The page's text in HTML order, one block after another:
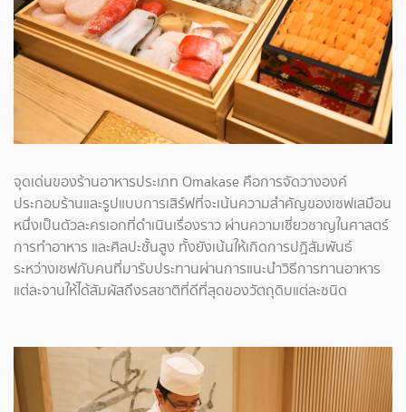
จุดเด่นของร้านอาหารประเภท Omakase คือการจัดวางองค์
ประกอบร้านและรูปแบบการเสิร์ฟที่จะเน้นความสำคัญของเชฟเสมือน
หนึ่งเป็นตัวละครเอกที่ดำเนินเรื่องราว ผ่านความเชี่ยวชาญในศาสตร์
การทำอาหาร และศิลปะชั้นสูง ทั้งยังเน้นให้เกิดการปฏิสัมพันธ์
ระหว่างเชฟกับคนที่มารับประทานผ่านการแนะนำวิธีการทานอาหาร
แต่ละจานให้ได้สัมผัสถึงรสชาติที่ดีที่สุดของวัตถุดิบแต่ละชนิด